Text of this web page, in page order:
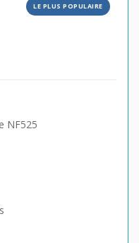
LE PLUS POPULAIRE
NF525